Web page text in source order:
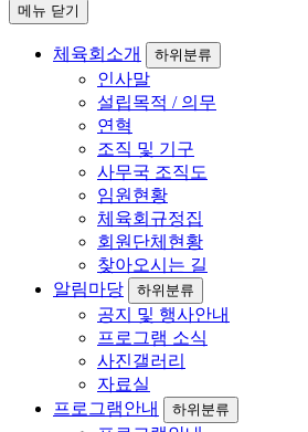
메뉴 닫기
체육회소개 하위분류
인사말
설립목적 / 의무
연혁
조직 및 기구
사무국 조직도
임원현황
체육회규정집
회원단체현황
찾아오시는 길
알림마당
하위분류
공지 및 행사안내
프로그램 소식
사진갤러리
자료실
프로그램안내
하위분류